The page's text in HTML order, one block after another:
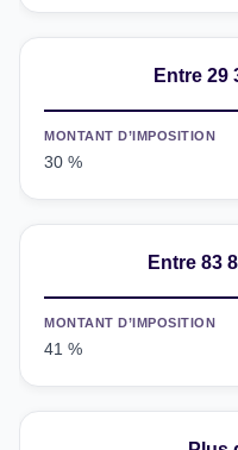
Entre 29
MONTANT D’IMPOSITION
30 %
Entre 83
MONTANT D’IMPOSITION
41 %